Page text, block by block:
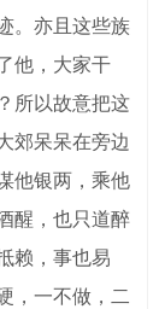
。亦且这些族
他，大家干
所以故意把这
郊呆呆在旁边
他银两，乘他
醒，也只道醉
赖，事也易
，一不做，二